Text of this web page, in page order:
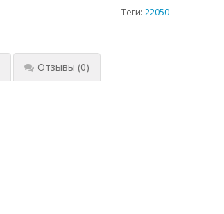
Теги:22050
Отзывы (0)